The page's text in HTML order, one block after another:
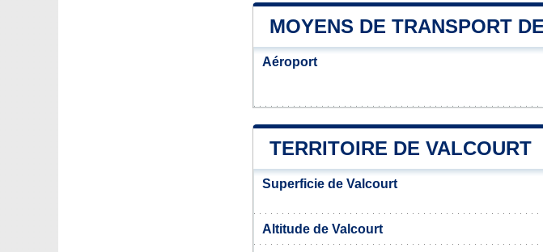
MOYENS DE TRANSPORT
Aéroport
TERRITOIRE DE VALCOURT
Superficie de Valcourt
Altitude de Valcourt